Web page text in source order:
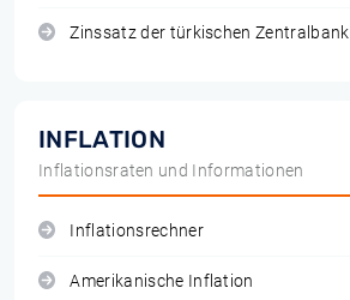
Zinssatz der türkischen Zentralbank
INFLATION
Inflationsraten und Informationen
Inflationsrechner
Amerikanische Inflation